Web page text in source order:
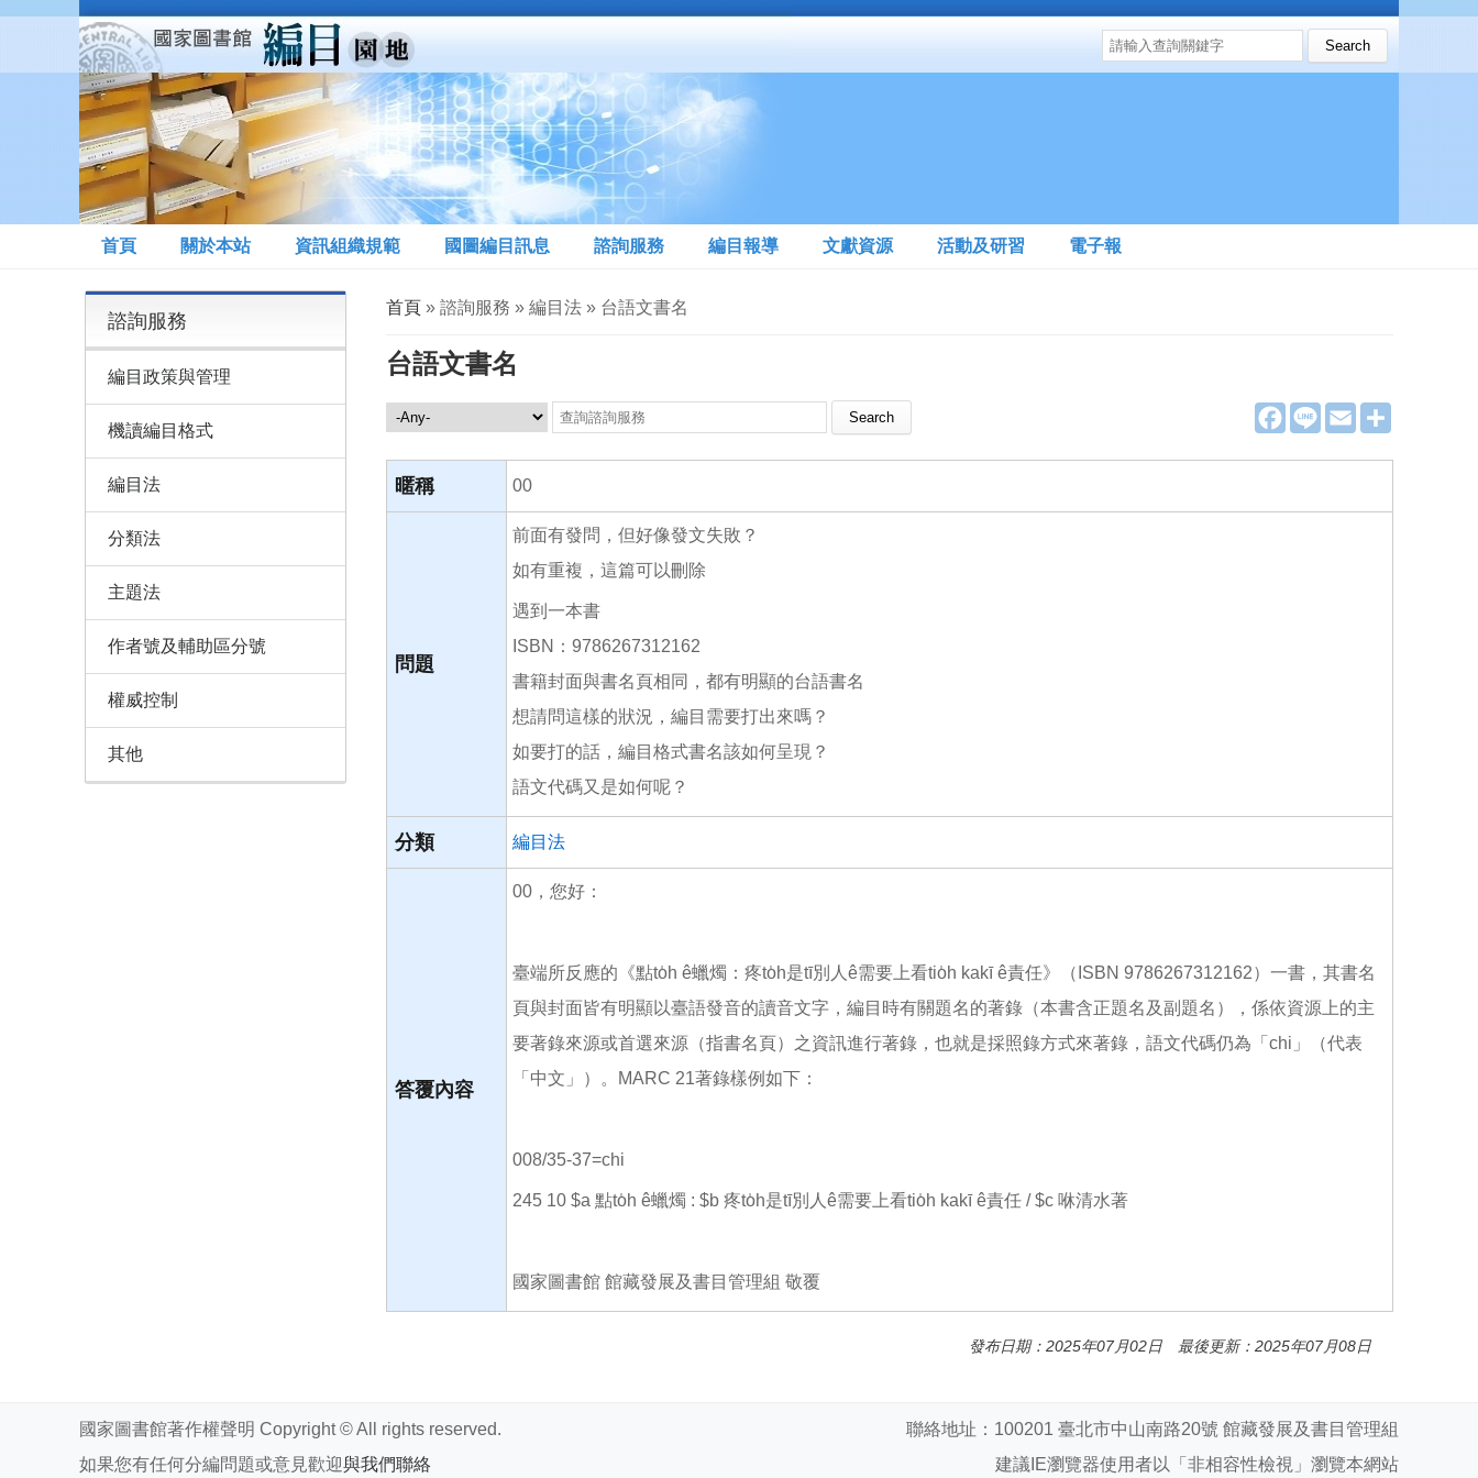
移至主內容
搜尋表單
Search this site
首頁 關於本站 資訊組織規範 國圖編目訊息 諮詢服務 編目報導 文獻資源 活動及研習 電子報
您在這裡
首頁» 諮詢服務 » 編目法 » 台語文書名
台語文書名
F
a
e
o
L
e
E
m
i
諮詢服務 Search this site
暱稱 00
問題
前面有發問，但好像發文失敗？
如有重複，這篇可以刪除
遇到一本書
ISBN：9786267312162
書籍封面與書名頁相同，都有明顯的台語書名
想請問這樣的狀況，編目需要打出來嗎？
如要打的話，編目格式書名該如何呈現？
語文代碼又是如何呢？
分類 編目法
答覆內容
00，您好：
臺端所反應的《點to̍h ê蠟燭：疼to̍h是tī別人ê需要上看tio̍h kakī ê責任》（ISBN 9786267312162）一書，其書名
頁與封面皆有明顯以臺語發音的讀音文字，編目時有關題名的著錄（本書含正題名及副題名），係依資源上的主
要著錄來源或首選來源（指書名頁）之資訊進行著錄，也就是採照錄方式來著錄，語文代碼仍為「chi」（代表
「中文」）。MARC 21著錄樣例如下：
008/35-37=chi
245 10 $a 點to̍h ê蠟燭 : $b 疼to̍h是tī別人ê需要上看tio̍h kakī ê責任 / $c 咻清水著
國家圖書館 館藏發展及書目管理組 敬覆
發布日期：2025年07月02日 最後更新：2025年07月08日
諮詢服務
編目政策與管理
機讀編目格式
編目法
分類法
主題法
作者號及輔助區分號
權威控制
其他
國家圖書館著作權聲明 Copyright © All rights reserved.
如果您有任何分編問題或意見歡迎與我們聯絡
聯絡地址：100201 臺北市中山南路20號 館藏發展及書目管理組
建議IE瀏覽器使用者以「非相容性檢視」瀏覽本網站